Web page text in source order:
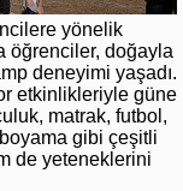
yönelik
öğrenciler, doğayla
deneyimi yaşadı.
etkinlikleriyle güne
matrak, futbol,
gibi çeşitli
de yeteneklerini